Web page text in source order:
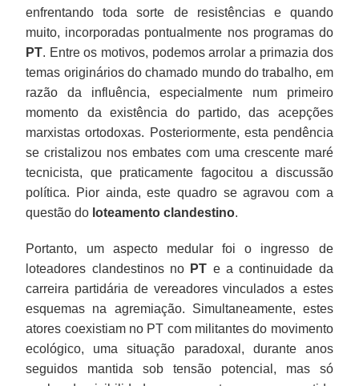
enfrentando toda sorte de resistências e quando
muito, incorporadas pontualmente nos programas do
PT. Entre os motivos, podemos arrolar a primazia dos
temas originários do chamado mundo do trabalho, em
razão da influência, especialmente num primeiro
momento da existência do partido, das acepções
marxistas ortodoxas. Posteriormente, esta pendência
se cristalizou nos embates com uma crescente maré
tecnicista, que praticamente fagocitou a discussão
política. Pior ainda, este quadro se agravou com a
questão do loteamento clandestino.
Portanto, um aspecto medular foi o ingresso de
loteadores clandestinos no PT e a continuidade da
carreira partidária de vereadores vinculados a estes
esquemas na agremiação. Simultaneamente, estes
atores coexistiam no PT com militantes do movimento
ecológico, uma situação paradoxal, durante anos
seguidos mantida sob tensão potencial, mas só